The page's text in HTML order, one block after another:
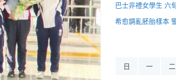
巴士非禮女學生 六
希愈調亂胚胎樣本
日
一 二